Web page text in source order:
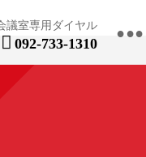
092-733-1310 •